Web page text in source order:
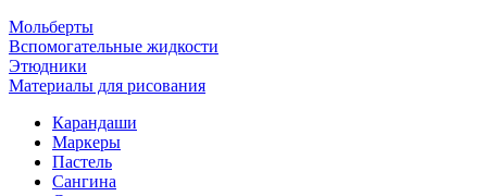
Мольберты
Вспомогательные жидкости
Этюдники
Материалы для рисования
Карандаши
Маркеры
Пастель
Сангина